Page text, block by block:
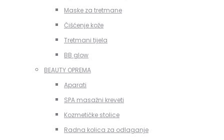
Maske za tretmane
Čišćenje kože
Tretmani tijela
BB glow
BEAUTY OPREMA
Aparati
SPA masažni kreveti
Kozmetičke stolice
Radna kolica za odlaganje